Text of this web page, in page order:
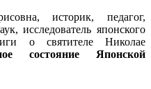
историк, педагог,
исследователь японского
о святителе Николае
состояние Японской